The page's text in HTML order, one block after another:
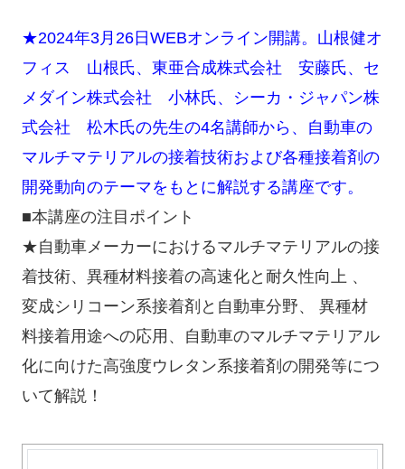
★2024年3月26日WEBオンライン開講。山根健オ
フィス 山根氏、東亜合成株式会社 安藤氏、セ
メダイン株式会社 小林氏、シーカ・ジャパン株
式会社 松木氏の先生の4名講師から、自動車の
マルチマテリアルの接着技術および各種接着剤の
開発動向のテーマをもとに解説する講座です。
■本講座の注目ポイント
★自動車メーカーにおけるマルチマテリアルの接
着技術、異種材料接着の高速化と耐久性向上 、
変成シリコーン系接着剤と自動車分野、 異種材
料接着用途への応用、自動車のマルチマテリアル
化に向けた高強度ウレタン系接着剤の開発等につ
いて解説！